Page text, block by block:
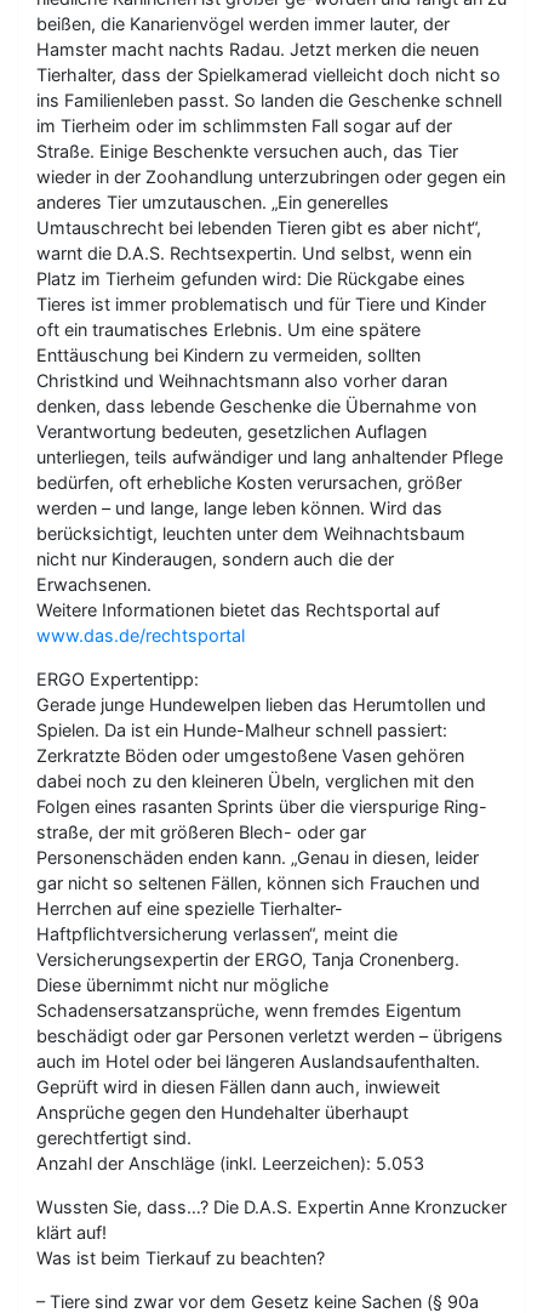
beißen, die Kanarienvögel werden immer lauter, der
Hamster macht nachts Radau. Jetzt merken die neuen
Tierhalter, dass der Spielkamerad vielleicht doch nicht so
ins Familienleben passt. So landen die Geschenke schnell
im Tierheim oder im schlimmsten Fall sogar auf der
Straße. Einige Beschenkte versuchen auch, das Tier
wieder in der Zoohandlung unterzubringen oder gegen ein
anderes Tier umzutauschen. „Ein generelles
Umtauschrecht bei lebenden Tieren gibt es aber nicht“,
warnt die D.A.S. Rechtsexpertin. Und selbst, wenn ein
Platz im Tierheim gefunden wird: Die Rückgabe eines
Tieres ist immer problematisch und für Tiere und Kinder
oft ein traumatisches Erlebnis. Um eine spätere
Enttäuschung bei Kindern zu vermeiden, sollten
Christkind und Weihnachtsmann also vorher daran
denken, dass lebende Geschenke die Übernahme von
Verantwortung bedeuten, gesetzlichen Auflagen
unterliegen, teils aufwändiger und lang anhaltender Pflege
bedürfen, oft erhebliche Kosten verursachen, größer
werden – und lange, lange leben können. Wird das
berücksichtigt, leuchten unter dem Weihnachtsbaum
nicht nur Kinderaugen, sondern auch die der
Erwachsenen.
Weitere Informationen bietet das Rechtsportal auf
www.das.de/rechtsportal
ERGO Expertentipp:
Gerade junge Hundewelpen lieben das Herumtollen und
Spielen. Da ist ein Hunde-Malheur schnell passiert:
Zerkratzte Böden oder umgestoßene Vasen gehören
dabei noch zu den kleineren Übeln, verglichen mit den
Folgen eines rasanten Sprints über die vierspurige Ring-
straße, der mit größeren Blech- oder gar
Personenschäden enden kann. „Genau in diesen, leider
gar nicht so seltenen Fällen, können sich Frauchen und
Herrchen auf eine spezielle Tierhalter-
Haftpflichtversicherung verlassen“, meint die
Versicherungsexpertin der ERGO, Tanja Cronenberg.
Diese übernimmt nicht nur mögliche
Schadensersatzansprüche, wenn fremdes Eigentum
beschädigt oder gar Personen verletzt werden – übrigens
auch im Hotel oder bei längeren Auslandsaufenthalten.
Geprüft wird in diesen Fällen dann auch, inwieweit
Ansprüche gegen den Hundehalter überhaupt
gerechtfertigt sind.
Anzahl der Anschläge (inkl. Leerzeichen): 5.053
Wussten Sie, dass…? Die D.A.S. Expertin Anne Kronzucker
klärt auf!
Was ist beim Tierkauf zu beachten?
– Tiere sind zwar vor dem Gesetz keine Sachen (§ 90a